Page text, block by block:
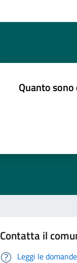
Quanto
Contatta il
Leggi le